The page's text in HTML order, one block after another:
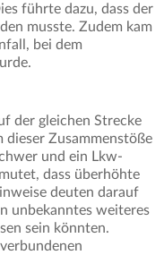
führte dazu, dass der
musste. Zudem kam
bei dem
der gleichen Strecke
dieser Zusammenstöße
und ein Lkw-
dass überhöhte
deuten darauf
unbekanntes weiteres
sein könnten.